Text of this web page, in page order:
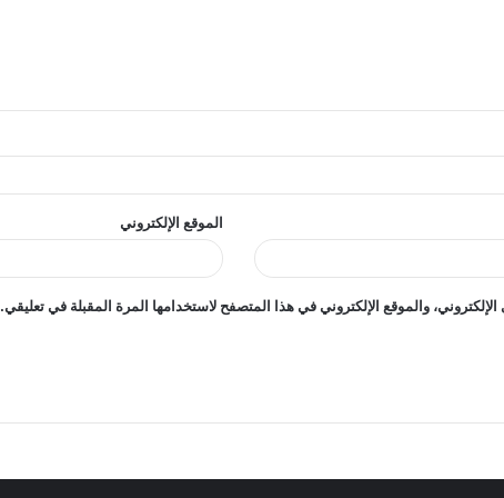
الموقع الإلكتروني
والموقع الإلكتروني في هذا المتصفح لاستخدامها المرة المقبلة في تعليقي.